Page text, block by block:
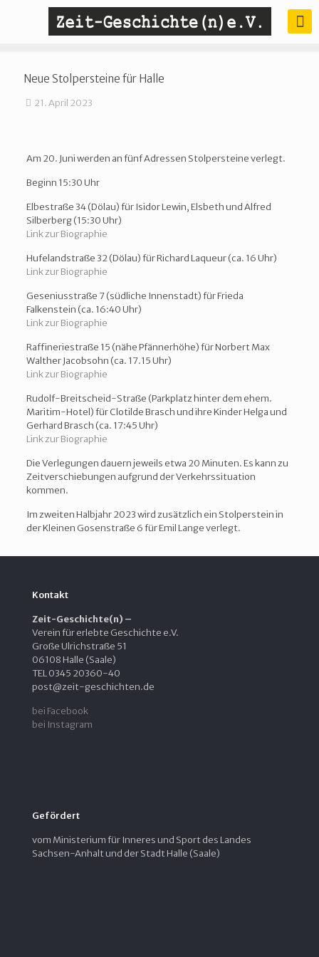
Neue Stolpersteine für Halle
21. April 2023
Am 20. Juni werden an fünf Adressen Stolpersteine verlegt.
Beginn 15:30 Uhr
Elbestraße 34 (Dölau) für Isidor Lewin, Elsbeth und Alfred
Silberberg (15:30 Uhr)
Link zur Biographie
Hufelandstraße 32 (Dölau) für Richard Laqueur (ca. 16 Uhr)
Link zur Biographie
Geseniusstraße 7 (südliche Innenstadt) für Frieda
Falkenstein (ca. 16:40 Uhr)
Link zur Biographie
Raffineriestraße 15 (nähe Pfännerhöhe) für Norbert Max
Walther Jacobsohn (ca. 17.15 Uhr)
Link zur Biographie
Rudolf-Breitscheid-Straße (Parkplatz hinter dem ehem.
Maritim-Hotel) für Clotilde Brasch und ihre Kinder Helga und
Gerhard Brasch (ca. 17:45 Uhr)
Link zur Biographie
Die Verlegungen dauern jeweils etwa 20 Minuten. Es kann zu
Zeitverschiebungen aufgrund der Verkehrssituation
kommen.
Im zweiten Halbjahr 2023 wird zusätzlich ein Stolperstein in
der Kleinen Gosenstraße 6 für Emil Lange verlegt.
Kontakt
Zeit-Geschichte(n) –
Verein für erlebte Geschichte e.V.
Große Ulrichstraße 51
06108 Halle (Saale)
TEL 0345 20360-40
post@zeit-geschichten.de
bei Facebook
bei Instagram
Gefördert
vom Ministerium für Inneres und Sport des Landes
Sachsen-Anhalt und der Stadt Halle (Saale)